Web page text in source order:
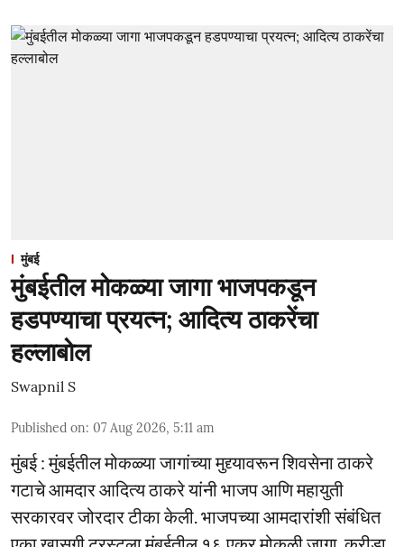
मुंबई
मुंबईतील मोकळ्या जागा भाजपकडून
हडपण्याचा प्रयत्न; आदित्य ठाकरेंचा
हल्लाबोल
Swapnil S
Published on: 07 Aug 2026, 5:11 am
मुंबई : मुंबईतील मोकळ्या जागांच्या मुद्द्यावरून शिवसेना ठाकरे
गटाचे आमदार आदित्य ठाकरे यांनी भाजप आणि महायुती
सरकारवर जोरदार टीका केली. भाजपच्या आमदारांशी संबंधित